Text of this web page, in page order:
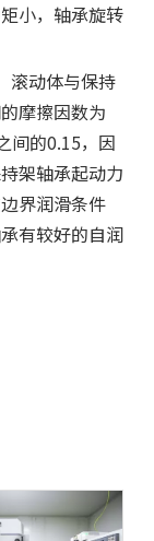
小，轴承旋转
滚动体与保持
摩擦因数为
间的0.15，因
架轴承起动力
界润滑条件
有较好的自润